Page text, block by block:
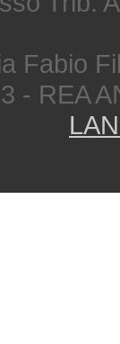
Fabio
- REA